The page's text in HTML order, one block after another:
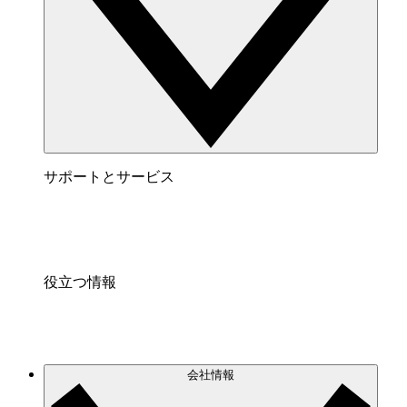
サポートとサービス
役立つ情報
会社情報